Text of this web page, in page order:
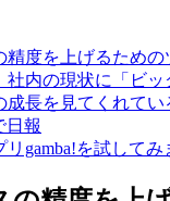
精度を上げるための
社内の現状に「ビッ
成長を見てくれて
日報
gamba!を試してみ